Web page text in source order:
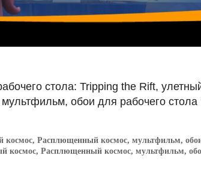
стола: Tripping the Rift,
обои для рабочего стола
Расплющенный космос, мультфильм,
космос, Расплющенный космос, мультфильм,